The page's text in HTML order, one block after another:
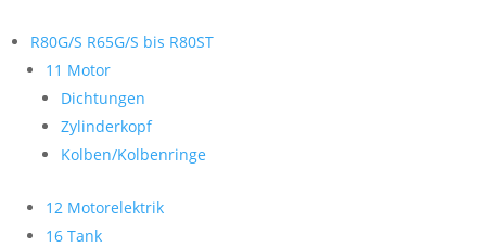
R80G/S R65G/S bis R80ST
11 Motor
Dichtungen
Zylinderkopf
Kolben/Kolbenringe
12 Motorelektrik
16 Tank